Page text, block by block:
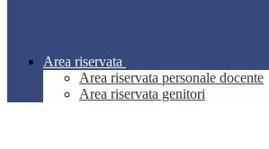
Area riservata
Area riservata personale docente
Area riservata genitori